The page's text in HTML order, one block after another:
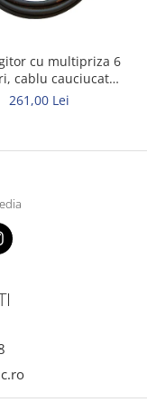
cu multipriza 6
cablu cauciucat
10m 3x2,5mm
261,00 Lei